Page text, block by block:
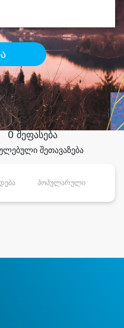
მომსახურება
შეთავაზება
0 შეფასება
პოპულარული